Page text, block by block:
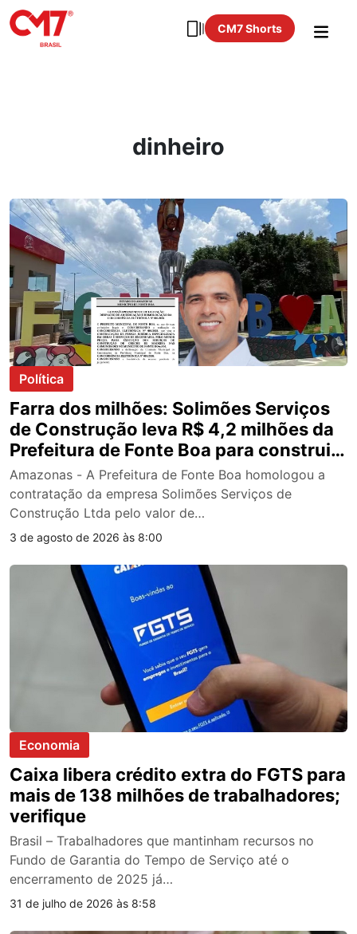
CM7 Shorts
dinheiro
Política
Farra dos milhões: Solimões Serviços
de Construção leva R$ 4,2 milhões da
Prefeitura de Fonte Boa para construir
creches de madeira; veja documentos
Amazonas - A Prefeitura de Fonte Boa homologou a
contratação da empresa Solimões Serviços de
Construção Ltda pelo valor de…
3 de agosto de 2026 às 8:00
Economia
Caixa libera crédito extra do FGTS para
mais de 138 milhões de trabalhadores;
verifique
Brasil – Trabalhadores que mantinham recursos no
Fundo de Garantia do Tempo de Serviço até o
encerramento de 2025 já…
31 de julho de 2026 às 8:58